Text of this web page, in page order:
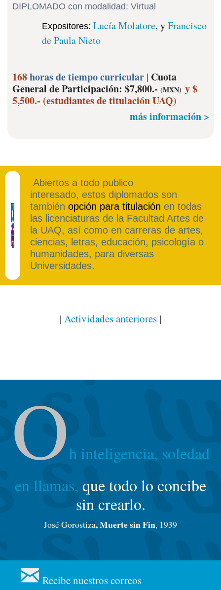
DIPLOMADO con modalidad: Virtual
Expositores: Lucía Molatore, yFrancisco
de Paula Nieto
168horas de tiempo curricular | Cuota
General de Participación: $7,800.- (MXN) y $
5,500.- (estudiantes de titulación UAQ)
más información >
Abiertos a todo publico
interesado, estos diplomados son
también opción para titulación en todas
las licenciaturas de la Facultad Artes de
la UAQ, así como en carreras de artes,
ciencias, letras, educación, psicología o
humanidades, para diversas
Universidades.
| Actividades anteriores |
Oh inteligencia, soledad
en llamas, que todo lo concibe
sin crearlo.
José Gorostiza, Muerte sin Fin, 1939
Recibe nuestros correos